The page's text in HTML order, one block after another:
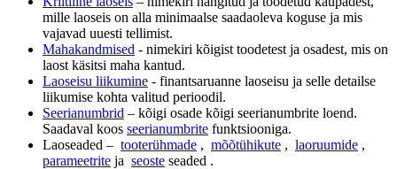
mille laoseis on alla minimaalse saadaoleva koguse ja mis
vajavad uuesti tellimist.
Mahakandmised - nimekiri kõigist toodetest ja osadest, mis on
laost käsitsi maha kantud.
Laoseisu liikumine - finantsaruanne laoseisu ja selle detailse
liikumise kohta valitud perioodil.
Seerianumbrid – kõigi osade kõigi seerianumbrite loend.
Saadaval koos seerianumbrite funktsiooniga.
Laoseaded – tooterühmade , mõõtühikute , laoruumide ,
parameetrite ja seoste seaded .